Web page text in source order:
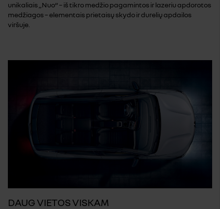
unikaliais „Nuo“ – iš tikro medžio pagamintos ir lazeriu apdorotos
medžiagos – elementais prietaisų skydo ir durelių apdailos
viršuje.
DAUG VIETOS VISKAM